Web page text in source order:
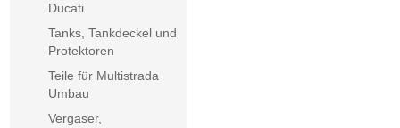
Ducati
Tanks, Tankdeckel und
Protektoren
Teile für Multistrada
Umbau
Vergaser,